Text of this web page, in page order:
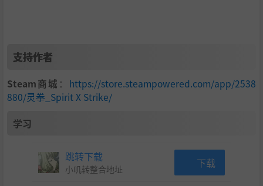
支持作者
Steam商城 ： https://store.steampowered.com/app/2538
880/灵拳_Spirit X Strike/
学习
跳转下载
小叽转整合地址 下载